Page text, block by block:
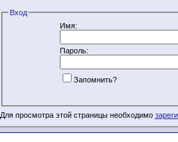
Вход
Имя:
Пароль:
Запомнить?
Для просмотра этой страницы необходимо